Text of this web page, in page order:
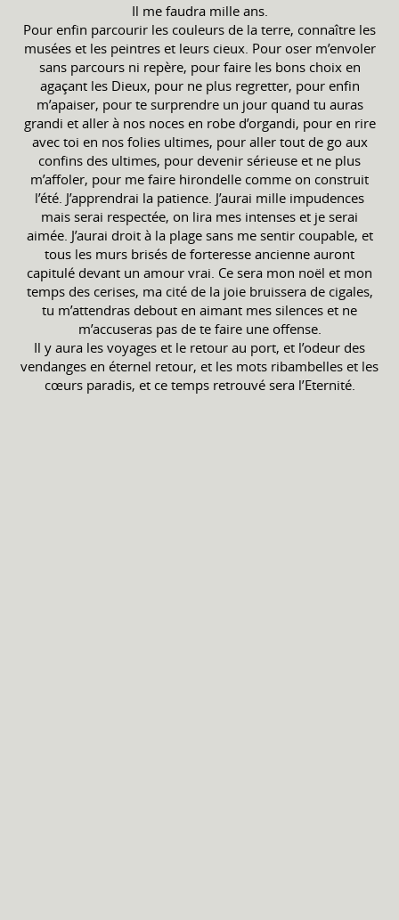
Il me faudra mille ans.
Pour enfin parcourir les couleurs de la terre, connaître les
musées et les peintres et leurs cieux. Pour oser m’envoler
sans parcours ni repère, pour faire les bons choix en
agaçant les Dieux, pour ne plus regretter, pour enfin
m’apaiser, pour te surprendre un jour quand tu auras
grandi et aller à nos noces en robe d’organdi, pour en rire
avec toi en nos folies ultimes, pour aller tout de go aux
confins des ultimes, pour devenir sérieuse et ne plus
m’affoler, pour me faire hirondelle comme on construit
l’été. J’apprendrai la patience. J’aurai mille impudences
mais serai respectée, on lira mes intenses et je serai
aimée. J’aurai droit à la plage sans me sentir coupable, et
tous les murs brisés de forteresse ancienne auront
capitulé devant un amour vrai. Ce sera mon noël et mon
temps des cerises, ma cité de la joie bruissera de cigales,
tu m’attendras debout en aimant mes silences et ne
m’accuseras pas de te faire une offense.
Il y aura les voyages et le retour au port, et l’odeur des
vendanges en éternel retour, et les mots ribambelles et les
cœurs paradis, et ce temps retrouvé sera l’Eternité.